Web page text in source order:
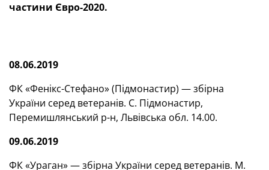
частини Євро-2020.
08.06.2019
ФК «Фенікс-Стефано» (Підмонастир) — збірна
України серед ветеранів. С. Підмонастир,
Перемишлянський р-н, Львівська обл. 14.00.
09.06.2019
ФК «Ураган» — збірна України серед ветеранів. М.